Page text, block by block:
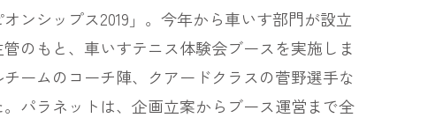
ンシップス2019」。今年から車いす部門が設立
のもと、車いすテニス体験会ブースを実施しま
ームのコーチ陣、クアードクラスの菅野選手な
パラネットは、企画立案からブース運営まで全